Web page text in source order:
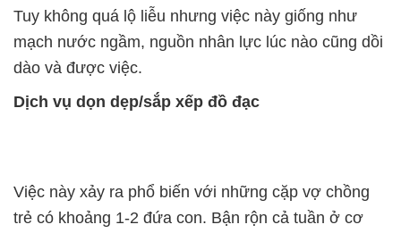
Tuy không quá lộ liễu nhưng việc này giống như
mạch nước ngầm, nguồn nhân lực lúc nào cũng dồi
dào và được việc.
Dịch vụ dọn dẹp/sắp xếp đồ đạc
Việc này xảy ra phổ biến với những cặp vợ chồng
trẻ có khoảng 1-2 đứa con. Bận rộn cả tuần ở cơ